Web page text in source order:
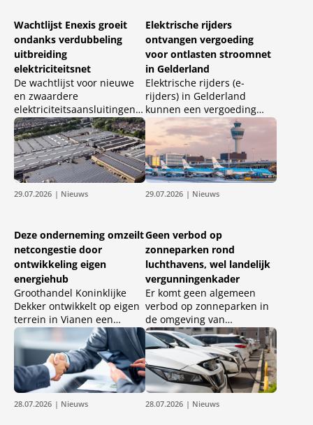
Wachtlijst Enexis groeit
ondanks verdubbeling
uitbreiding
elektriciteitsnet
De wachtlijst voor nieuwe
en zwaardere
elektriciteitsaansluitingen
bij Enexis blijft toenemen.
Hoewel de netbeheerder in
de eerste helft van 2026
ruim twee keer zoveel extra
netcapaciteit realiseerde
als in dezelfde periode
vorig jaar, groeit de vraag
sneller dan het net kan
worden uitgebreid.
Elektrische rijders
ontvangen vergoeding
voor ontlasten stroomnet
in Gelderland
Elektrische rijders (e-
rijders) in Gelderland
kunnen een vergoeding
krijgen als zij ervoor kiezen
hun auto slim op te laden
bij een publieke laadpaal.
Netbeheerder Liander start
daarvoor samen met
technologiepartner
Deftpower,
Vattenfall en Allego en
laadpasaanbieders ANWB
en Athlon een pilot op 12.
29.07.2026 | Nieuws
Deze onderneming omzeilt
netcongestie door
ontwikkeling eigen
energiehub
Groothandel Koninklijke
Dekker ontwikkelt op eigen
terrein in Vianen een
energiehub om de gevolgen
van netcongestie op te
vangen. Door tien
bestaande
netaansluitingen als
zonnepanelen,
batterijopslag en een slim
29.07.2026 | Nieuws
Geen verbod op
zonneparken rond
luchthavens, wel landelijk
vergunningenkader
Er komt geen algemeen
verbod op zonneparken in
de omgeving van
luchthavens. In plaats
daarvan adviseert
ingenieurs- en
adviesbureau Arcadis in
een rapport om een
landelijk
vergunningenkader in te
28.07.2026 | Nieuws 28.07.2026 | Nieuws